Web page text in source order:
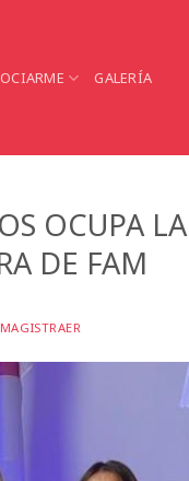
GALERÍA
OCUPA LA
DE FAM